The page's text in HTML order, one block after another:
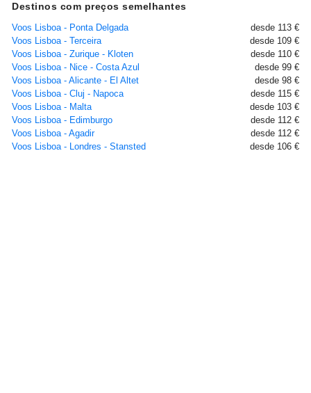
Destinos com preços semelhantes
Voos Lisboa - Ponta Delgada
desde 113 €
Voos Lisboa - Terceira
desde 109 €
Voos Lisboa - Zurique - Kloten
desde 110 €
Voos Lisboa - Nice - Costa Azul
desde 99 €
Voos Lisboa - Alicante - El Altet
desde 98 €
Voos Lisboa - Cluj - Napoca
desde 115 €
Voos Lisboa - Malta
desde 103 €
Voos Lisboa - Edimburgo
desde 112 €
Voos Lisboa - Agadir
desde 112 €
Voos Lisboa - Londres - Stansted
desde 106 €